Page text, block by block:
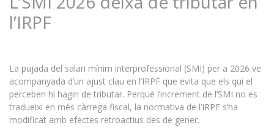
l’IRPF
La pujada del salari mínim interprofessional (SMI) per a 2026 ve
acompanyada d’un ajust clau en l’IRPF que evita que els qui el
perceben hi hagin de tributar. Perquè l’increment de l’SMI no es
tradueixi en més càrrega fiscal, la normativa de l’IRPF s’ha
modificat amb efectes retroactius des de gener.